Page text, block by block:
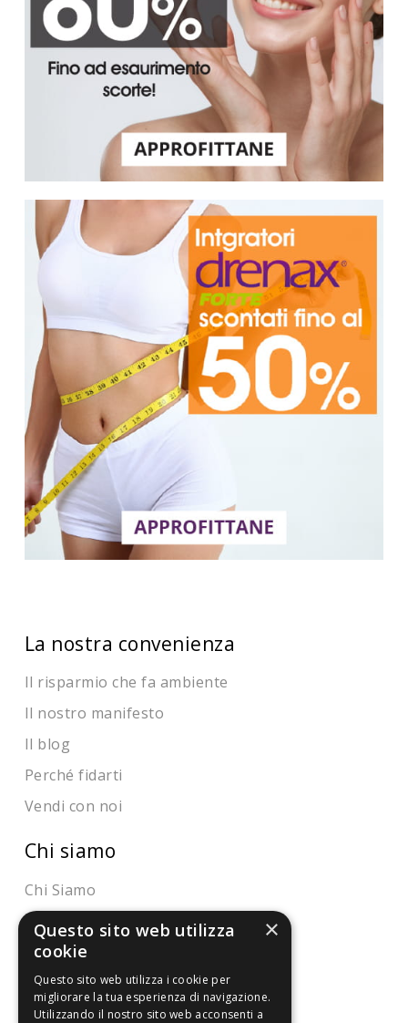
La nostra convenienza
Il risparmio che fa ambiente
Il nostro manifesto
Il blog
Perché fidarti
Vendi con noi
Chi siamo
Chi Siamo
Sostegno e riconoscimenti
Servizio clienti
FAQ
×
Questo sito web utilizza
cookie
Questo sito web utilizza i cookie per
migliorare la tua esperienza di navigazione.
Utilizzando il nostro sito web acconsenti a